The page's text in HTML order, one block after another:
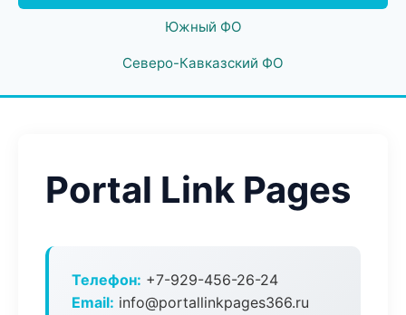
Южный ФО
Северо-Кавказский ФО
Portal Link Pages
Телефон: +7-929-456-26-24
Email: info@portallinkpages366.ru